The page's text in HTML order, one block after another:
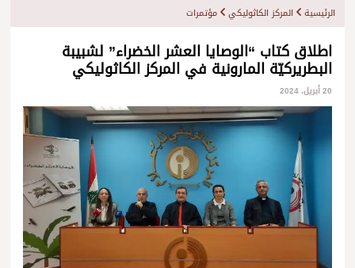
الرئيسية المركز الكاثوليكي مؤتمرات
اطلاق كتاب “الوصايا العشر الخضراء” لشبيبة
البطريركيّة المارونية في المركز الكاثوليكي
20 أبريل، 2024